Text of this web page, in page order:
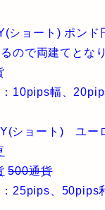
ショート) ポン
ので両建てとなり
：10pips幅、
ショート) ユー
500通貨
：25pips、50pips